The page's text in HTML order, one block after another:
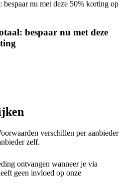
bespaar nu met deze
verschillen per aanbieder
zelf.
ontvangen wanneer je via
geen invloed op onze